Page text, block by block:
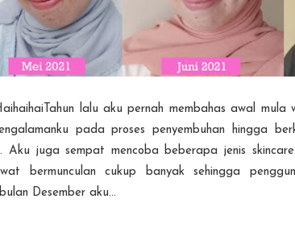
lalu aku pernah membahas awal
pada proses penyembuhan hingga
juga sempat mencoba beberapa jenis
bermunculan cukup banyak sehingga
Desember aku...